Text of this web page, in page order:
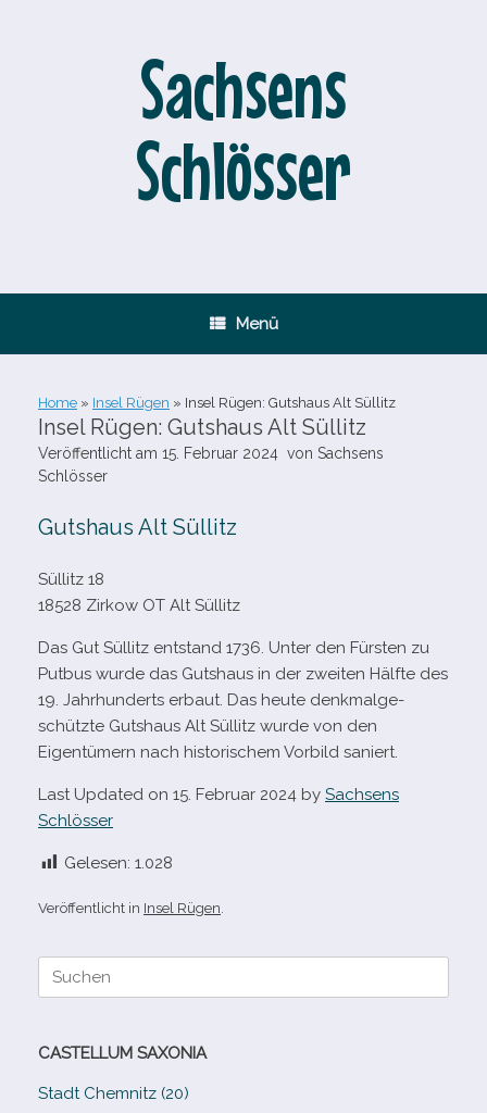
Sachsens
Schlösser
Menü
Home » Insel Rügen » Insel Rügen: Gutshaus Alt Süllitz
Insel Rügen: Gutshaus Alt Süllitz
Veröffentlicht am 15. Februar 2024 von Sachsens
Schlösser
Gutshaus Alt Süllitz
Süllitz 18
18528 Zirkow OT Alt Süllitz
Das Gut Süllitz ent­stand 1736. Unter den Fürsten zu
Putbus wurde das Gutshaus in der zwei­ten Hälfte des
19. Jahrhunderts erbaut. Das heute denk­mal­ge­
schützte Gutshaus Alt Süllitz wurde von den
Eigentümern nach his­to­ri­schem Vorbild saniert.
Last Updated on 15. Februar 2024 by Sachsens
Schlösser
Gelesen: 1.028
Veröffentlicht in Insel Rügen
Suche
CASTELLUM SAXONIA
Stadt Chemnitz (20)